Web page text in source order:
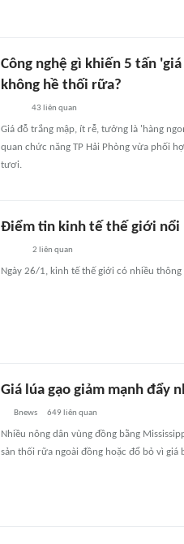
Công nghệ gì khiến 5 tấn
không hề thối rữa?
43 liên quan
Giá đỗ trắng mập, ít rễ, tưởng là 'hàng
quan chức năng TP Hải Phòng vừa phối
tươi.
Điểm tin kinh tế thế giới nổi
2 liên quan
Ngày 26/1, kinh tế thế giới có nhiều
Giá lúa gạo giảm mạnh đẩy
Bnews 649 liên quan
Nhiều nông dân vùng đồng bằng
sản thối rữa ngoài đồng hoặc đổ bỏ vì giá